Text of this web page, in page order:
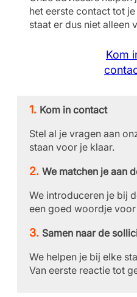
het eerste contact tot
staat er dus niet alleen
Kom
Kom in contact
Stel al je vragen aan
staan voor je klaar.
We matchen je aan
We introduceren je bij
een goed woordje voor
Samen naar de
We helpen je bij elke
Van eerste reactie tot